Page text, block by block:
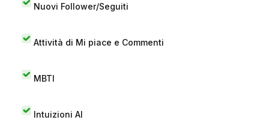
Nuovi Follower/Seguiti
Attività di Mi piace e Commenti
MBTI
Intuizioni AI